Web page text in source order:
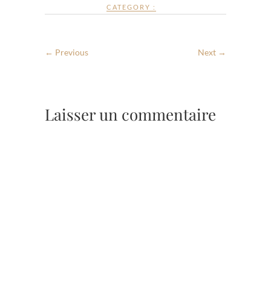
CATEGORY :
← Previous Next →
Laisser un commentaire